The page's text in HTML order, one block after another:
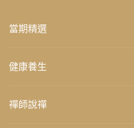
當期精選
健康養生
禪師說禪